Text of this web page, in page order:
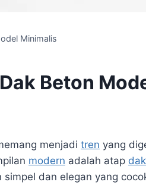
Minimalis
Beton
menjadi tren yang
modern adalah atap
dan elegan yang